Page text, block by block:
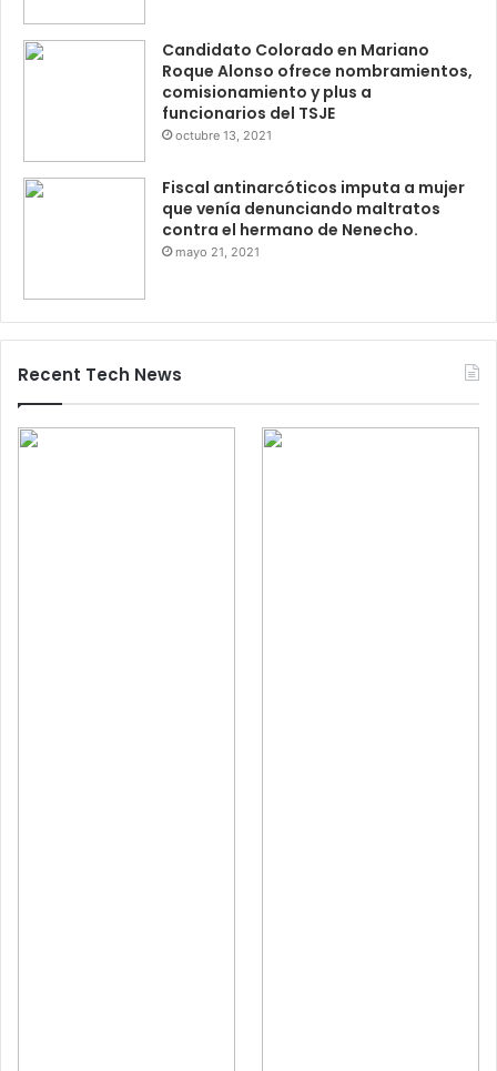
Candidato Colorado en Mariano
Roque Alonso ofrece nombramientos,
comisionamiento y plus a
funcionarios del TSJE
octubre 13, 2021
Fiscal antinarcóticos imputa a mujer
que venía denunciando maltratos
contra el hermano de Nenecho.
mayo 21, 2021
Recent Tech News